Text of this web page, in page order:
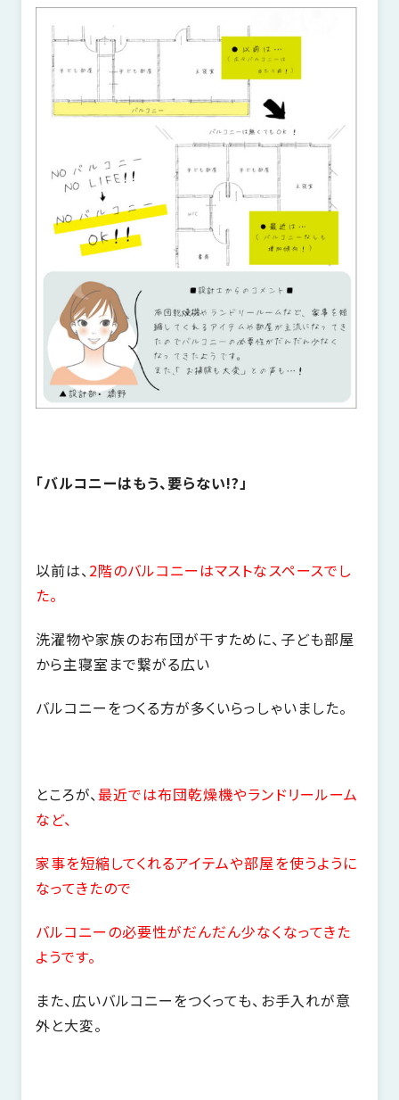
「バルコニーはもう、要らない!?」
以前は、2階のバルコニーはマストなスペースでし
た。
洗濯物や家族のお布団が干すために、子ども部屋
から主寝室まで繋がる広い
バルコニーをつくる方が多くいらっしゃいました。
ところが、最近では布団乾燥機やランドリールーム
など、
家事を短縮してくれるアイテムや部屋を使うように
なってきたので
バルコニーの必要性がだんだん少なくなってきた
ようです。
また、広いバルコニーをつくっても、お手入れが意
外と大変。